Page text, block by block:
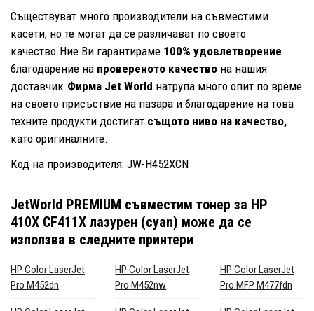
Съществуват много производители на съвместими
касети, но те могат да се различават по своето
качество.Ние Ви гарантираме 100% удовлетворение
благодарение на провереното качество на нашия
доставчик.Фирма Jet World натрупа много опит по време
на своето присъствие на пазара и благодарение на това
техните продукти достигат същото ниво на качество,
като оригиналните.
Код на производителя: JW-H452XCN
JetWorld PREMIUM съвместим тонер за HP
410X CF411X лазурен (cyan) може да се
използва в следните принтери
HP Color LaserJet
Pro M452dn
HP Color LaserJet
Pro M452nw
HP Color LaserJet
Pro MFP M477fdn